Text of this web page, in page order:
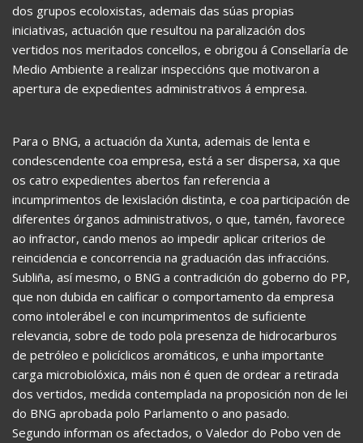
dos grupos ecoloxistas, ademais das súas propias
iniciativas, actuación que resultou na paralización dos
vertidos nos meritados concellos, e obrigou á Consellaría de
Medio Ambiente a realizar inspeccións que motivaron a
apertura de expedientes administrativos á empresa.
Para o BNG, a actuación da Xunta, ademais de lenta e
condescendente coa empresa, está a ser dispersa, xa que
os catro expedientes abertos fan referencia a
incumprimentos de lexislación distinta, e coa participación de
diferentes órganos administrativos, o que, tamén, favorece
ao infractor, cando menos ao impedir aplicar criterios de
reincidencia e concorrencia na graduación das infraccións.
Subliña, así mesmo, o BNG a contradición do goberno do PP,
que non dubida en calificar o comportamento da empresa
como intolerábel e con incumprimentos de suficiente
relevancia, sobre de todo pola presenza de hidrocarburos
de petróleo e policíclicos aromáticos, e unha importante
carga microbiolóxica, máis non é quen de ordear a retirada
dos vertidos, medida contemplada na proposición non de lei
do BNG aprobada polo Parlamento o ano pasado.
Segundo informan os afectados, o Valedor do Pobo ven de